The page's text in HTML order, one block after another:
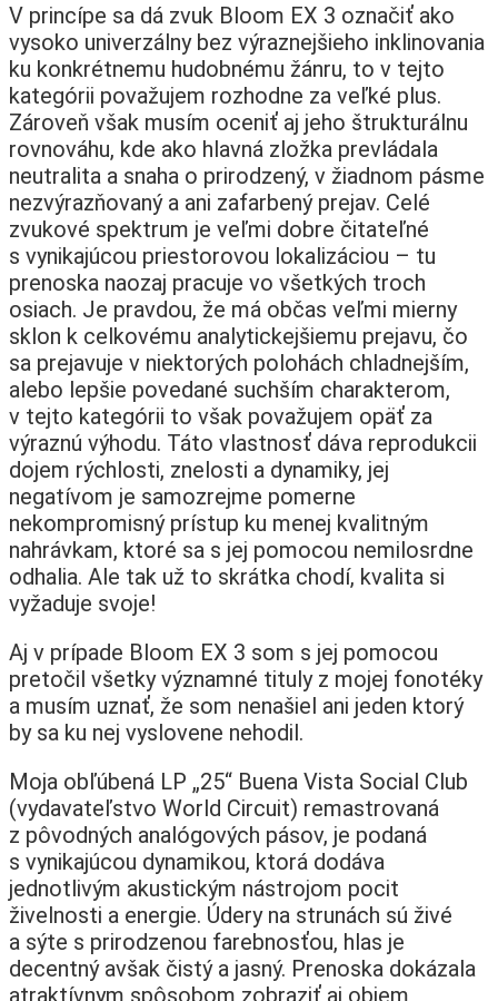
V princípe sa dá zvuk Bloom EX 3 označiť ako
vysoko univerzálny bez výraznejšieho inklinovania
ku konkrétnemu hudobnému žánru, to v tejto
kategórii považujem rozhodne za veľké plus.
Zároveň však musím oceniť aj jeho štrukturálnu
rovnováhu, kde ako hlavná zložka prevládala
neutralita a snaha o prirodzený, v žiadnom pásme
nezvýrazňovaný a ani zafarbený prejav. Celé
zvukové spektrum je veľmi dobre čitateľné
s vynikajúcou priestorovou lokalizáciou – tu
prenoska naozaj pracuje vo všetkých troch
osiach. Je pravdou, že má občas veľmi mierny
sklon k celkovému analytickejšiemu prejavu, čo
sa prejavuje v niektorých polohách chladnejším,
alebo lepšie povedané suchším charakterom,
v tejto kategórii to však považujem opäť za
výraznú výhodu. Táto vlastnosť dáva reprodukcii
dojem rýchlosti, znelosti a dynamiky, jej
negatívom je samozrejme pomerne
nekompromisný prístup ku menej kvalitným
nahrávkam, ktoré sa s jej pomocou nemilosrdne
odhalia. Ale tak už to skrátka chodí, kvalita si
vyžaduje svoje!
Aj v prípade Bloom EX 3 som s jej pomocou
pretočil všetky významné tituly z mojej fonotéky
a musím uznať, že som nenašiel ani jeden ktorý
by sa ku nej vyslovene nehodil.
Moja obľúbená LP „25“ Buena Vista Social Club
(vydavateľstvo World Circuit) remastrovaná
z pôvodných analógových pásov, je podaná
s vynikajúcou dynamikou, ktorá dodáva
jednotlivým akustickým nástrojom pocit
živelnosti a energie. Údery na strunách sú živé
a sýte s prirodzenou farebnosťou, hlas je
decentný avšak čistý a jasný. Prenoska dokázala
atraktívnym spôsobom zobraziť aj objem